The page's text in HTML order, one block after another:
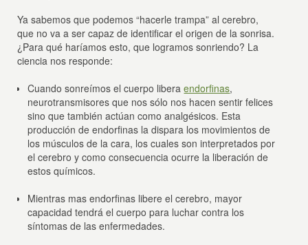
Ya sabemos que podemos “hacerle trampa” al cerebro,
que no va a ser capaz de identificar el origen de la sonrisa.
¿Para qué haríamos esto, que logramos sonriendo? La
ciencia nos responde:
Cuando sonreímos el cuerpo liberaendorfinas,
neurotransmisores que nos sólo nos hacen sentir felices
sino que también actúan como analgésicos. Esta
producción de endorfinas la dispara los movimientos de
los músculos de la cara, los cuales son interpretados por
el cerebro y como consecuencia ocurre la liberación de
estos químicos.
Mientras mas endorfinas libere el cerebro, mayor
capacidad tendrá el cuerpo para luchar contra los
síntomas de las enfermedades.